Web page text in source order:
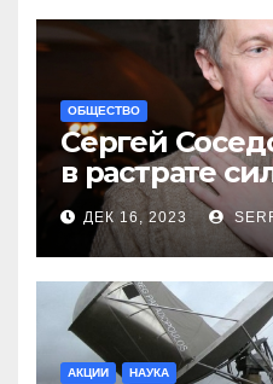
ОБЩЕСТВО
Сергей
в растрате
меня взяли
ДЕК 16, 2023
АКЦИИ НАУКА